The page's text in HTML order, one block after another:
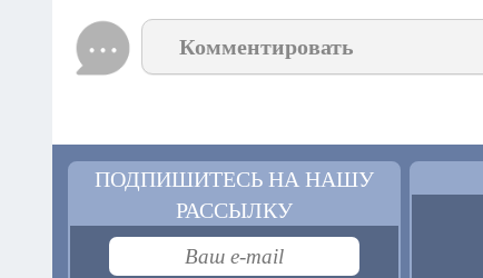
Комментировать
ПОДПИШИТЕСЬ НА НАШУ
РАССЫЛКУ